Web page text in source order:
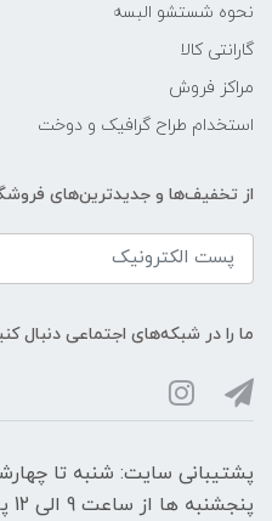
نحوه شستشو البسه
گارانتی کالا
مراکز فروش
استخدام طراح گرافیک و دوخت
از تخفیف‌ها و جدیدترین‌های
ما را در شبکه‌های اجتماعی دنبال
پنجشنبه ها از ساعت 9 الی 12 پاسخگوی شما هستیم.